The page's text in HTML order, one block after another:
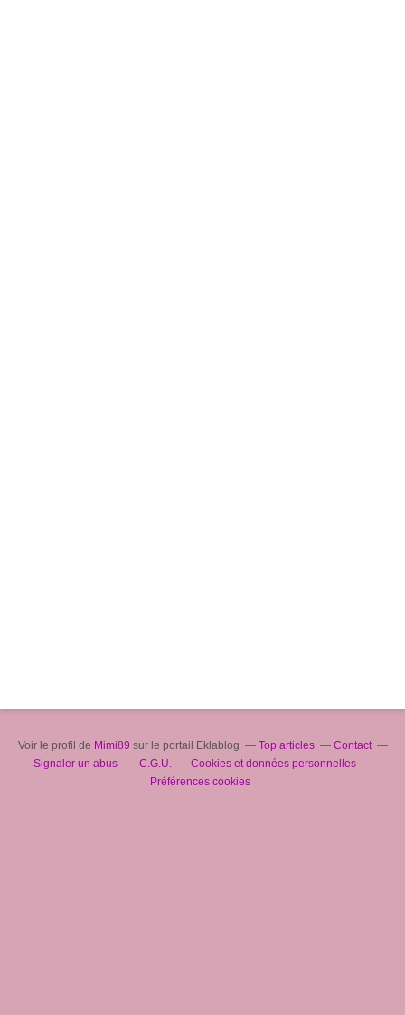
Voir le profil de Mimi89 sur le portail Eklablog Top articles
Contact
Signaler un abus
C.G.U.
Cookies et données personnelles
Préférences cookies